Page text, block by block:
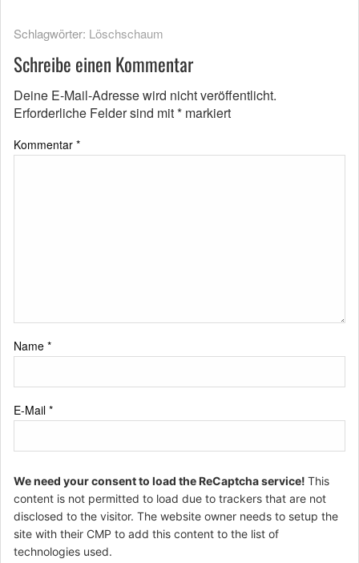
Schlagwörter: Löschschaum
Schreibe einen Kommentar
Deine E-Mail-Adresse wird nicht veröffentlicht.
Erforderliche Felder sind mit* markiert
Kommentar *
Name *
E-Mail *
We need your consent to load the ReCaptcha service! This
content is not permitted to load due to trackers that are not
disclosed to the visitor. The website owner needs to setup the
site with their CMP to add this content to the list of
technologies used.